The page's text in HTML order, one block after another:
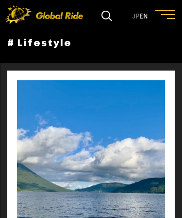
JPEN
HOME
FEATURE
EVENT
CULTURE
TRIP&TRAVEL
ENTRY
# Lifestyle